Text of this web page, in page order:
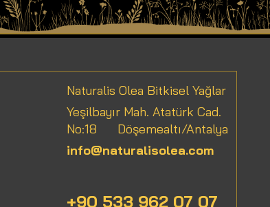
Naturalis Olea Bitkisel Yağlar
Yeşilbayır Mah. Atatürk Cad.
No:18 Döşemealtı/Antalya
info@naturalisolea.com
+90 533 962 07 07